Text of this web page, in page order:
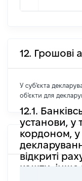
12. Грошові
У суб'єкта
об'єкти для
12.1.
установи, у
кордоном, у
відкриті
кошти, інше